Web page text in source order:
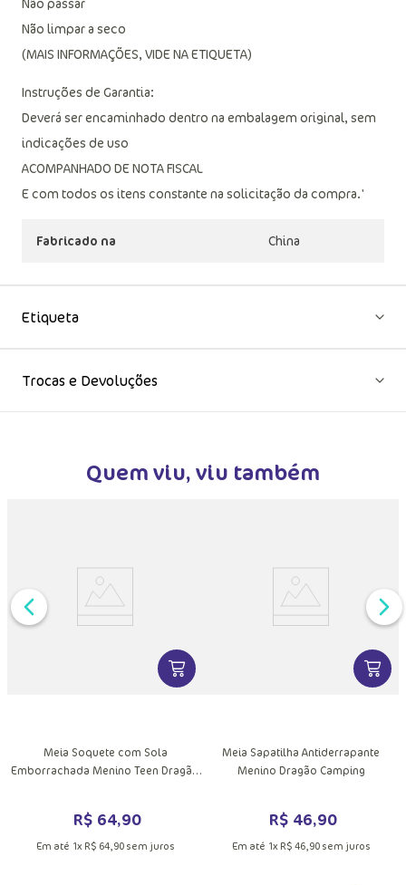
Não limpar a seco
(MAIS INFORMAÇÕES, VIDE NA ETIQUETA)
Instruções de Garantia:
Deverá ser encaminhado dentro na embalagem original, sem
indicações de uso
ACOMPANHADO DE NOTA FISCAL
E com todos os itens constante na solicitação da compra.'
Fabricado na China
Etiqueta
Trocas e Devoluções
Quem viu, viu também
INFORMAÇÕES DO PRODUTO
VER MAIS INFORMAÇÕES DO
Meia Soquete com Sola
Emborrachada Menino Teen Dragão
R$ 64,90
Em até 1x R$ 64,90sem juros
VER
Meia Sapatilha Antiderrapante
Menino Dragão Camping
R$ 46,90
Em até 1x R$ 46,90sem juros